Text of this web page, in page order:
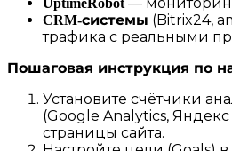
CRM‑системы (Bitrix24,
трафика с реальными
Пошаговая инструкция по
Установите счётчики
(Google Analytics,
страницы сайта.